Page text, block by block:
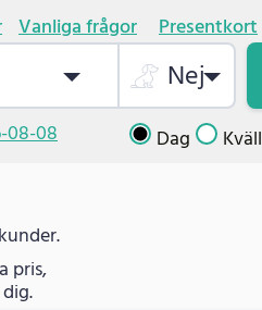
Vanliga frågor Presentkort
Nej
08-08 Dag Kväll
pris,